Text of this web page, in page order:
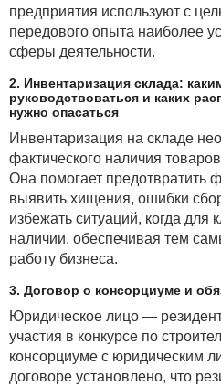
предприятия используют с
передового опыта наиболее
сферы деятельности.
2. Инвентаризация склада:
руководствоваться и каких
нужно опасаться
Инвентаризация на складе
фактического наличия
Она помогает предотвратить
выявить хищения, ошибки
избежать ситуаций, когда для
наличии, обеспечивая тем
работу бизнеса.
3. Договор о консорциуме и
Юридическое лицо —
участия в конкурсе по
консорциуме с юридическим
договоре установлено, что